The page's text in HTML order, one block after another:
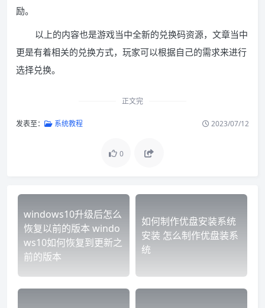
励。
以上的内容也是游戏当中全新的兑换码资源，文章当中
更是有着相关的兑换方式，玩家可以根据自己的需求来进行
选择兑换。
正文完
发表至： 系统教程 2023/07/12
0
windows10升级后怎么
恢复以前的版本 windo
ws10如何恢复到更新之
前的版本
如何制作优盘安装系统
安装 怎么制作优盘装系
统